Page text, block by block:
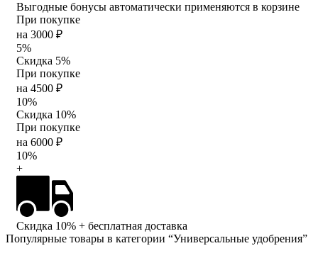
Выгодные бонусы автоматически применяются в корзине
При покупке
на 3000 ₽
5%
Скидка 5%
При покупке
на 4500 ₽
10%
Скидка 10%
При покупке
на 6000 ₽
10%
+
Скидка 10% + бесплатная доставка
Популярные товары в категории “Универсальные удобрения”